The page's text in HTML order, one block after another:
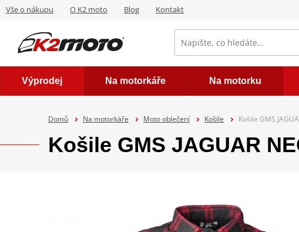
Vše o nákupu O K2 moto Blog Kontakt
Výprodej Na motorkáře Na motorku
Domů Na motorkáře Moto oblečení Košile Košile GMS
Košile GMS JAGUAR